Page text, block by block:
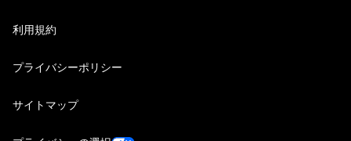
利用規約
プライバシーポリシー
サイトマップ